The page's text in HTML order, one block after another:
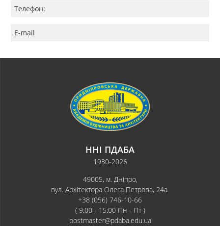
Телефон:
E-mail
ННІ ПДАБА
1930-2026
49005, м. Дніпро,
вул. Архітектора Олега Петрова, 24а.
+38 (056) 746-10-66
( 9:00 - 15:00 Пн - Пт )
postmaster@pdaba.edu.ua